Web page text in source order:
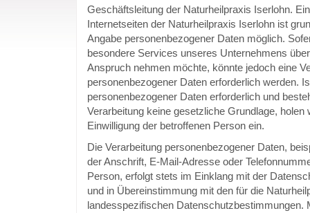
Geschäftsleitung der Naturheilpraxis Iserlohn.
Internetseiten der Naturheilpraxis Iserlohn ist
Angabe personenbezogener Daten möglich.
besondere Services unseres Unternehmens
Anspruch nehmen möchte, könnte jedoch eine
personenbezogener Daten erforderlich werden.
personenbezogener Daten erforderlich und
Verarbeitung keine gesetzliche Grundlage, holen
Einwilligung der betroffenen Person ein.
Die Verarbeitung personenbezogener Daten,
der Anschrift, E-Mail-Adresse oder
Person, erfolgt stets im Einklang mit der
und in Übereinstimmung mit den für die
landesspezifischen Datenschutzbestimmungen.